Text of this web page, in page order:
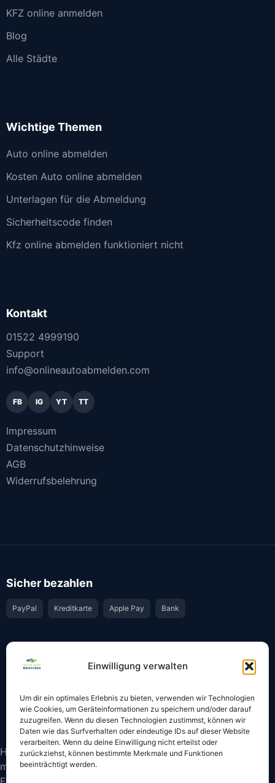
Einwilligung verwalten
Um dir ein optimales Erlebnis zu bieten, verwenden wir Technologien
wie Cookies, um Geräteinformationen zu speichern und/oder darauf
zuzugreifen. Wenn du diesen Technologien zustimmst, können wir
Daten wie das Surfverhalten oder eindeutige IDs auf dieser Website
verarbeiten. Wenn du deine Einwilligung nicht erteilst oder
zurückziehst, können bestimmte Merkmale und Funktionen
beeinträchtigt werden.
KFZ online anmelden
Blog
Alle Städte
Wichtige Themen
Auto online abmelden
Kosten Auto online abmelden
Unterlagen für die Abmeldung
Sicherheitscode finden
Kfz online abmelden funktioniert nicht
Kontakt
01522 4999190
Support
info@onlineautoabmelden.com
FB IG YT TT
Impressum
Datenschutzhinweise
AGB
Widerrufsbelehrung
Sicher bezahlen
PayPal Kreditkarte Apple Pay Bank
Bestätigung per E-Mail Support per WhatsApp
Hinweis: Die Online-Abmeldung ist nicht in allen Fällen
möglich. Bitte prüfen Sie vor dem Start, ob